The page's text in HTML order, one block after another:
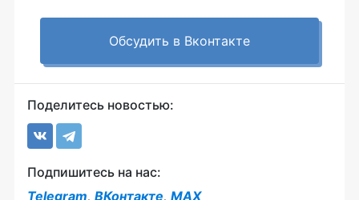
Обсудить в Вконтакте
Поделитесь новостью:
Подпишитесь на нас:
Telegram, ВКонтакте, MAX